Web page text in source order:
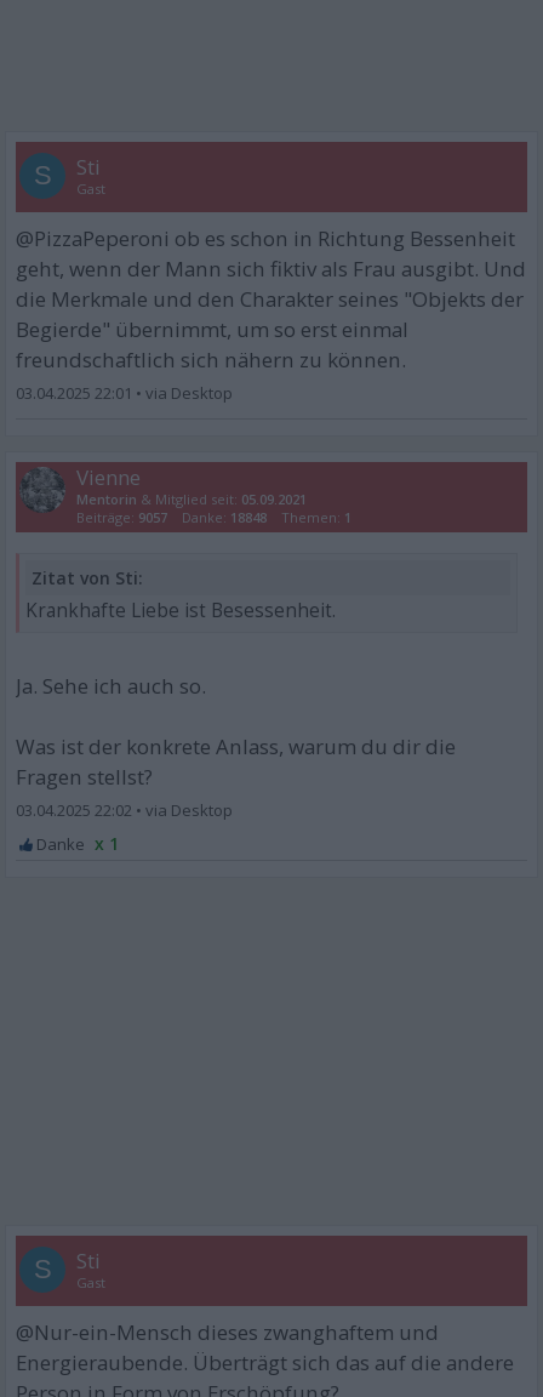
S Sti
Gast
@PizzaPeperoni ob es schon in Richtung Bessenheit
geht, wenn der Mann sich fiktiv als Frau ausgibt. Und
die Merkmale und den Charakter seines "Objekts der
Begierde" übernimmt, um so erst einmal
freundschaftlich sich nähern zu können.
03.04.2025 22:01 •
Vienne
Mentorin & Mitglied seit: 05.09.2021
Beiträge: 9057 Danke: 18848 Themen: 1
Zitat von Sti:
Krankhafte Liebe ist Besessenheit.
Ja. Sehe ich auch so.
Was ist der konkrete Anlass, warum du dir die
Fragen stellst?
03.04.2025 22:02 •
x 1
S Sti
Gast
@Nur-ein-Mensch dieses zwanghaftem und
Energieraubende. Überträgt sich das auf die andere